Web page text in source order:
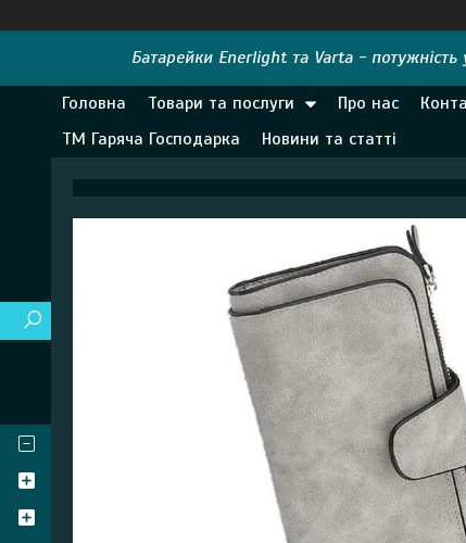
Батарейки Enerlight та Varta - потужність
Головна Товари та послуги Про нас
ТМ Гаряча Господарка
Новини та статті